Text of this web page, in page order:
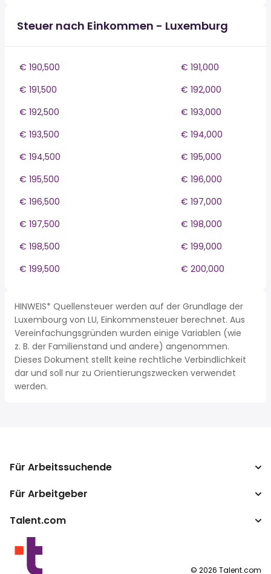
Steuer nach Einkommen - Luxemburg
€ 190,500
€ 191,000
€ 191,500
€ 192,000
€ 192,500
€ 193,000
€ 193,500
€ 194,000
€ 194,500
€ 195,000
€ 195,500
€ 196,000
€ 196,500
€ 197,000
€ 197,500
€ 198,000
€ 198,500
€ 199,000
€ 199,500
€ 200,000
HINWEIS* Quellensteuer werden auf der Grundlage der
Luxembourg von LU, Einkommensteuer berechnet. Aus
Vereinfachungsgründen wurden einige Variablen (wie
z. B. der Familienstand und andere) angenommen.
Dieses Dokument stellt keine rechtliche Verbindlichkeit
dar und soll nur zu Orientierungszwecken verwendet
werden.
Für Arbeitssuchende
Jobs suchen
Gehaltsumrechner
Für Arbeitgeber
Unternehmen
Publisher Programm
Talent.com
Mehr Länder
Nutzungsbedingungen
© 2026 Talent.com